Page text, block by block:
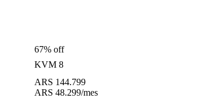
67% off
KVM 8
ARS 144.799
ARS 48.299/mes